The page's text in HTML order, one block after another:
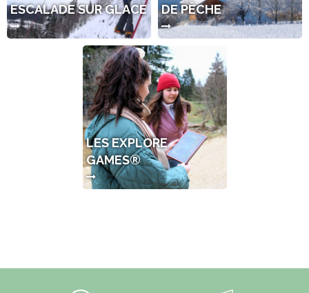
ESCALADE SUR GLACE
DE PÊCHE
LES EXPLORE
GAMES®